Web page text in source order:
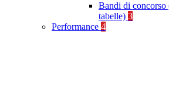
Bandi di concorso
tabelle) 3
Performance 4